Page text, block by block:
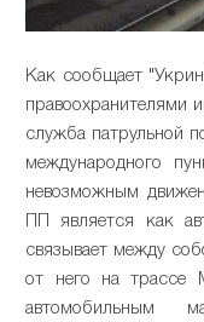
Как сообщает
правоохранителями
служба патрульной
международного
невозможным
ПП является как
связывает между
от него на трассе
автомобильным